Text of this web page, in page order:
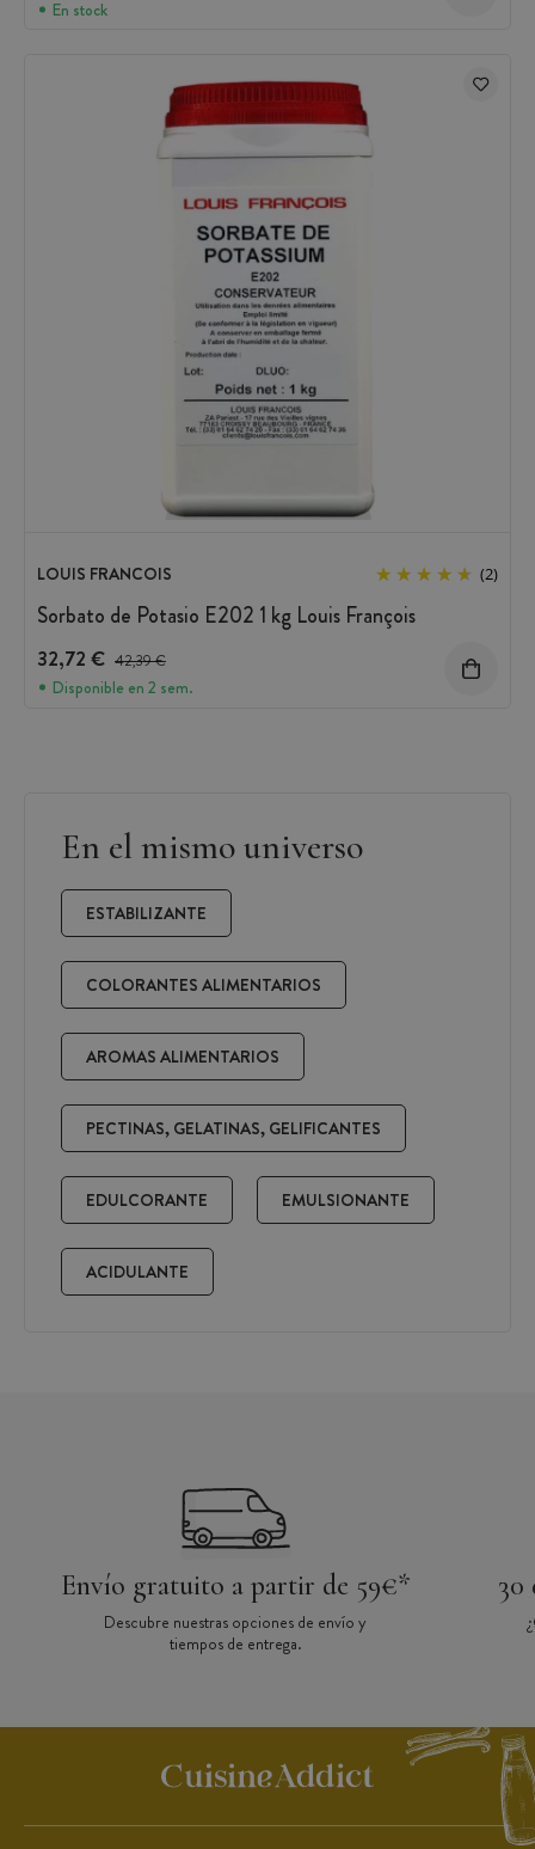
En stock
LOUIS FRANCOIS (2)
Sorbato de Potasio E202 1 kg Louis François
32,72 € Precio antes del descuento
42,39 €
Disponible en 2 sem.
En el mismo universo
ESTABILIZANTE
COLORANTES ALIMENTARIOS
AROMAS ALIMENTARIOS
PECTINAS, GELATINAS, GELIFICANTES
EDULCORANTE EMULSIONANTE
ACIDULANTE
Envío gratuito a partir de 59€*
Descubre nuestras opciones de envío y
tiempos de entrega.
30